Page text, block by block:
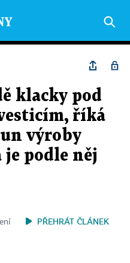
klacky pod
říká
výroby
je podle něj
PŘEHRÁT ČLÁNEK